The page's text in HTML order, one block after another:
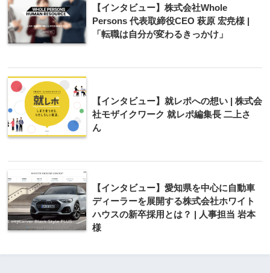
【インタビュー】株式会社Whole
Persons 代表取締役CEO 萩原 宏尭様 |
「転職は自分が変わるきっかけ」
【インタビュー】就レポへの想い | 株式会
社モザイクワーク 就レポ編集長 二上さ
ん
【インタビュー】愛知県を中心に自動車
ディーラーを展開する株式会社ホワイト
ハウスの新卒採用とは？ | 人事担当 岩本
様